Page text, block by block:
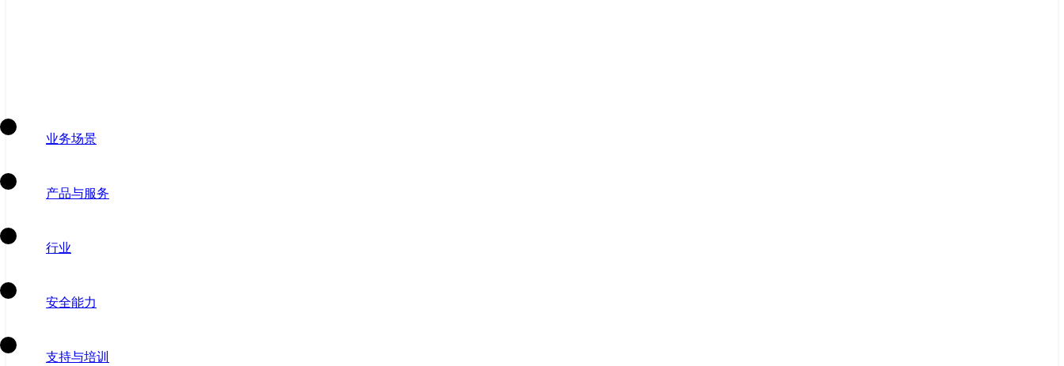
业务场景
产品与服务
行业
安全能力
支持与培训